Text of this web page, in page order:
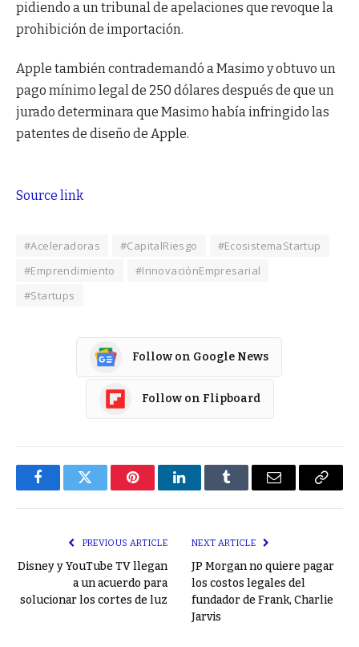
pidiendo a un tribunal de apelaciones que revoque la
prohibición de importación.
Apple también contrademandó a Masimo y obtuvo un
pago mínimo legal de 250 dólares después de que un
jurado determinara que Masimo había infringido las
patentes de diseño de Apple.
Source link
#Aceleradoras #CapitalRiesgo
#EcosistemaStartup
#Emprendimiento
#InnovaciónEmpresarial
#Startups
Follow on Google News
Follow on Flipboard
FacebookTwitter PinterestLinkedInTumblr Email
Copy
PREVIOUS ARTICLE
Disney y YouTube TV llegan
a un acuerdo para
solucionar los cortes de luz
NEXT ARTICLE
JP Morgan no quiere pagar
los costos legales del
fundador de Frank, Charlie
Jarvis